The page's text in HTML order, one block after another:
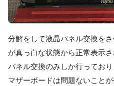
分解をして液晶パネル交換を
が真っ白な状態から正常表示
パネル交換のみしか行ってお
マザーボードは問題ないことが